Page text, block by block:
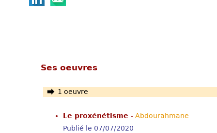
Ses oeuvres
1 oeuvre
Le proxénétisme - Abdourahmane
Publié le 07/07/2020